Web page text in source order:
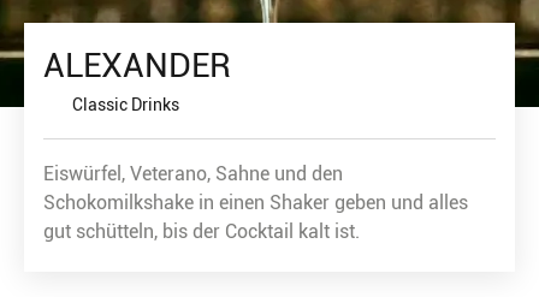
ALEXANDER
Classic Drinks
Eiswürfel, Veterano, Sahne und den
Schokomilkshake in einen Shaker geben und alles
gut schütteln, bis der Cocktail kalt ist.